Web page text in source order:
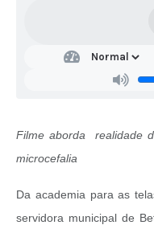
Filme aborda realidade
microcefalia
Da academia para as
servidora municipal de